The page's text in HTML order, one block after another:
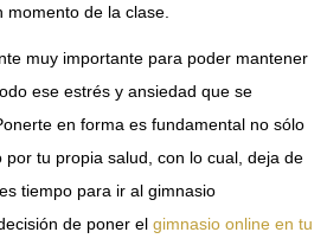
momento de la clase.
muy importante para poder mantener
ese estrés y ansiedad que se
en forma es fundamental no sólo
tu propia salud, con lo cual, deja de
tiempo para ir al gimnasio
de poner el gimnasio online en tu